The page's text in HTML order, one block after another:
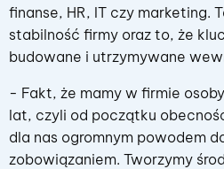
finanse, HR, IT czy marketing.
stabilność firmy oraz to, że
budowane i utrzymywane
- Fakt, że mamy w firmie
lat, czyli od początku
dla nas ogromnym powodem
zobowiązaniem. Tworzymy